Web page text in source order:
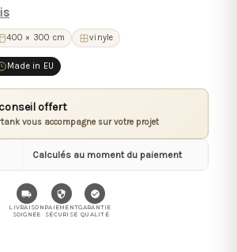
400 × 300 cm vinyle
Made in EU
offert
vous accompagne sur votre projet
Calculés au moment du paiement
LIVRAISON
SOIGNÉE
PAIEMENT
SÉCURISÉ
GARANTIE
QUALITÉ